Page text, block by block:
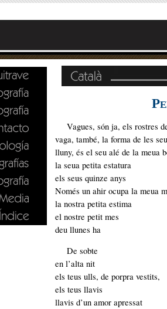
P
Vagues, són ja, els rostres
vaga, també, la forma de les
lluny, és el seu alé de la meua
la seua petita estatura
els seus quinze anys
Només un ahir ocupa la meua
la nostra petita estima
el nostre petit mes
deu llunes ha
De sobte
en l’alta nit
els teus ulls, de porpra vestits,
els teus llavis
llavis d’un amor apressat